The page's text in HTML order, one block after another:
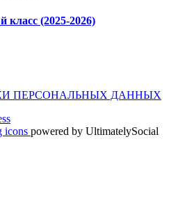
(2025-2026)
ПЕРСОНАЛЬНЫХ ДАННЫХ
icons powered by UltimatelySocial